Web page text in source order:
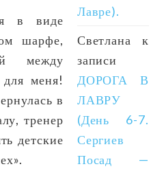
в виде
шарфе,
между
меня!
в
тренер
детские
Лавре).
Светлана к
записи
ДОРОГА В
ЛАВРУ
(День 6-7.
Сергиев
Посад —